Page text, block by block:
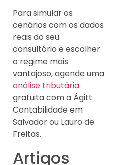
Para simular os
cenários com os dados
reais do seu
consultório e escolher
o regime mais
vantajoso, agende uma
análise tributária
gratuita com a Ágitt
Contabilidade em
Salvador ou Lauro de
Freitas.
Artigos